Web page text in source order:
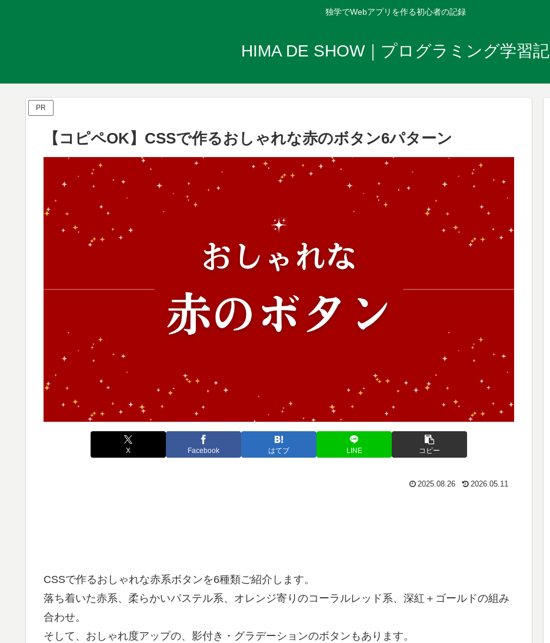
独学でWebアプリを作る初心者の記録
HIMA DE SHOW｜プログラミング学習記
PR
【コピペOK】CSSで作るおしゃれな赤のボタン6パターン
X Facebook はてブ LINE コピー
2025.08.26 2026.05.11
CSSで作るおしゃれな赤系ボタンを6種類ご紹介します。
落ち着いた赤系、柔らかいパステル系、オレンジ寄りのコーラルレッド系、深紅＋ゴールドの組み
合わせ。
そして、おしゃれ度アップの、影付き・グラデーションのボタンもあります。